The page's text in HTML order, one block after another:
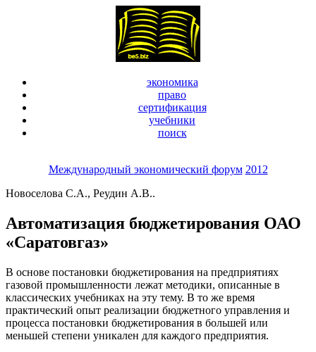
экономика
право
сертификация
учебники
поиск
Международный экономический форум 2012
Новоселова С.А., Реудин А.В..
Автоматизация бюджетирования ОАО
«Саратовгаз»
В основе постановки бюджетирования на предприятиях
газовой промышленности лежат методики, описанные в
классических учебниках на эту тему. В то же время
практический опыт реализации бюджетного управления и
процесса постановки бюджетирования в большей или
меньшей степени уникален для каждого предприятия.